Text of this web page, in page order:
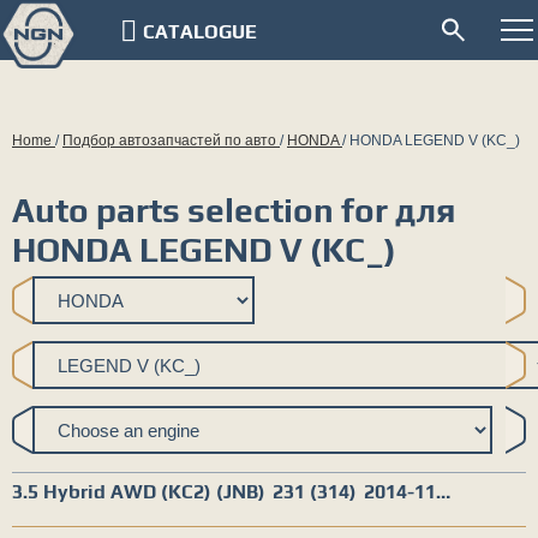
CATALOGUE
Home / Подбор автозапчастей по авто / HONDA / HONDA LEGEND V (KC_)
Auto parts selection for для
HONDA LEGEND V (KC_)
3.5 Hybrid AWD (KC2) (JNB) 231 (314) 2014-11…